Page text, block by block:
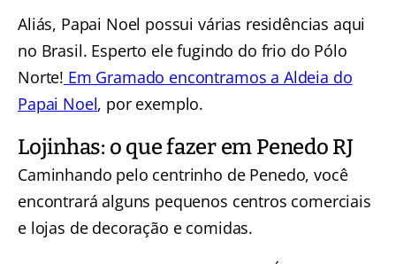
Aliás, Papai Noel possui várias residências aqui
no Brasil. Esperto ele fugindo do frio do Pólo
Norte! Em Gramado encontramos a Aldeia do
Papai Noel, por exemplo.
Lojinhas: o que fazer em Penedo RJ
Caminhando pelo centrinho de Penedo, você
encontrará alguns pequenos centros comerciais
e lojas de decoração e comidas.